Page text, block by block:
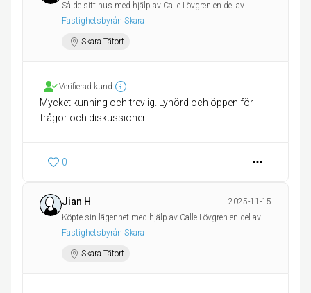
Sålde sitt hus med hjälp av Calle Lövgren en del av
Fastighetsbyrån Skara
Skara Tätort
Verifierad kund
Mycket kunning och trevlig. Lyhörd och öppen för
frågor och diskussioner.
0
Jian H
2025-11-15
Köpte sin lägenhet med hjälp av Calle Lövgren en del av
Fastighetsbyrån Skara
Skara Tätort